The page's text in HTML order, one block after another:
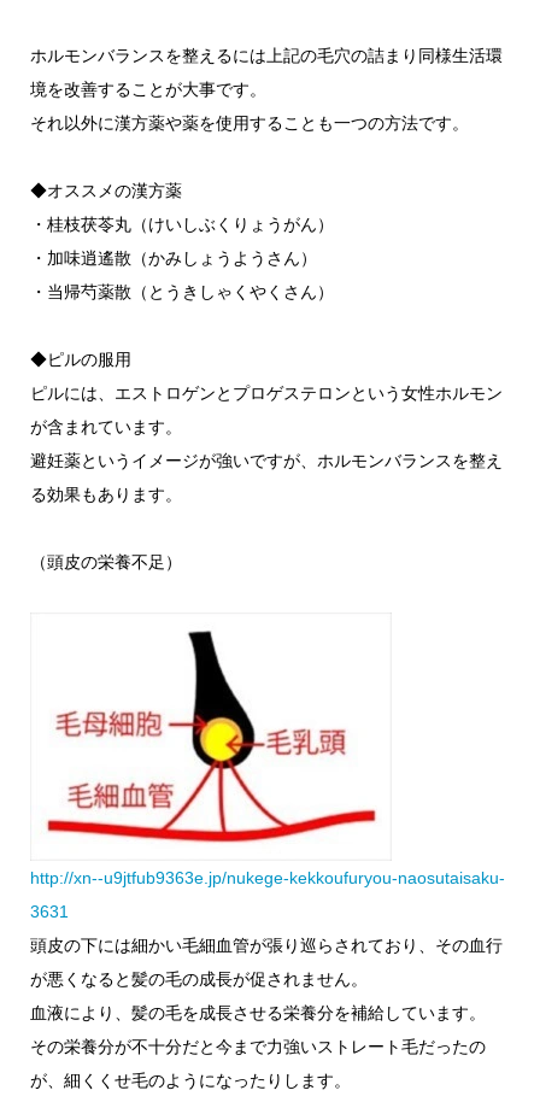
ホルモンバランスを整えるには上記の毛穴の詰まり同様生活環
境を改善することが大事です。
それ以外に漢方薬や薬を使用することも一つの方法です。
◆オススメの漢方薬
・桂枝茯苓丸（けいしぶくりょうがん）
・加味逍遙散（かみしょうようさん）
・当帰芍薬散（とうきしゃくやくさん）
◆ピルの服用
ピルには、エストロゲンとプロゲステロンという女性ホルモン
が含まれています。
避妊薬というイメージが強いですが、ホルモンバランスを整え
る効果もあります。
（頭皮の栄養不足）
http://xn--u9jtfub9363e.jp/nukege-kekkoufuryou-naosutaisaku-
3631
頭皮の下には細かい毛細血管が張り巡らされており、その血行
が悪くなると髪の毛の成長が促されません。
血液により、髪の毛を成長させる栄養分を補給しています。
その栄養分が不十分だと今まで力強いストレート毛だったの
が、細くくせ毛のようになったりします。